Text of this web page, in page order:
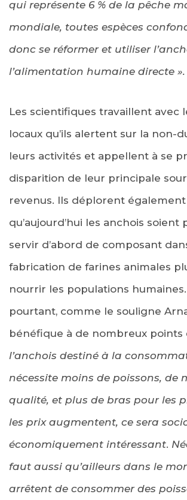
qui représente 6 % de la pêche
mondiale, toutes espèces
donc se réformer et utiliser
l’alimentation humaine directe ».
Les scientifiques travaillent avec
locaux qu’ils alertent sur la non-
leurs activités et appellent à se
disparition de leur principale
revenus. Ils déplorent également
qu’aujourd’hui les anchois soient
servir d’abord de composant
fabrication de farines animales
nourrir les populations
pourtant, comme le souligne
bénéfique à de nombreux points
l’anchois destiné à la
nécessite moins de poissons, de
qualité, et plus de bras pour les
les prix augmentent, ce sera
économiquement intéressant.
faut aussi qu’ailleurs dans le
arrêtent de consommer des